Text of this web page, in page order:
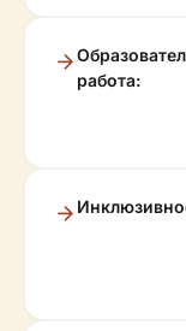
работа: